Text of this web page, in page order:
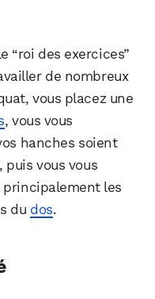
“roi des exercices”
de nombreux
vous placez une
, vous vous
hanches soient
puis vous vous
principalement les
du dos.